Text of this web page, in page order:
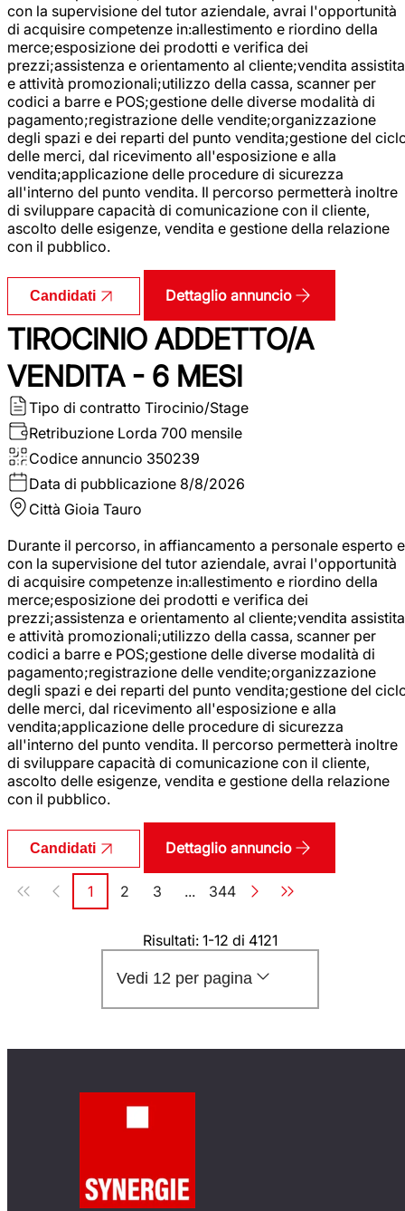
con la supervisione del tutor aziendale, avrai l'opportunità
di acquisire competenze in:allestimento e riordino della
merce;esposizione dei prodotti e verifica dei
prezzi;assistenza e orientamento al cliente;vendita assistita
e attività promozionali;utilizzo della cassa, scanner per
codici a barre e POS;gestione delle diverse modalità di
pagamento;registrazione delle vendite;organizzazione
degli spazi e dei reparti del punto vendita;gestione del
delle merci, dal ricevimento all'esposizione e alla
vendita;applicazione delle procedure di sicurezza
all'interno del punto vendita. Il percorso permetterà inoltre
di sviluppare capacità di comunicazione con il cliente,
ascolto delle esigenze, vendita e gestione della relazione
con il pubblico.
Candidati Dettaglio annuncio
TIROCINIO ADDETTO/A
VENDITA - 6 MESI
Tipo di contratto Tirocinio/Stage
Retribuzione Lorda 700 mensile
Codice annuncio 350239
Data di pubblicazione 8/8/2026
Città Gioia Tauro
Durante il percorso, in affiancamento a personale esperto e
con la supervisione del tutor aziendale, avrai l'opportunità
di acquisire competenze in:allestimento e riordino della
merce;esposizione dei prodotti e verifica dei
prezzi;assistenza e orientamento al cliente;vendita assistita
e attività promozionali;utilizzo della cassa, scanner per
codici a barre e POS;gestione delle diverse modalità di
pagamento;registrazione delle vendite;organizzazione
degli spazi e dei reparti del punto vendita;gestione del
delle merci, dal ricevimento all'esposizione e alla
vendita;applicazione delle procedure di sicurezza
all'interno del punto vendita. Il percorso permetterà inoltre
di sviluppare capacità di comunicazione con il cliente,
ascolto delle esigenze, vendita e gestione della relazione
con il pubblico.
Candidati Dettaglio annuncio
Paginazione
Pagina
1 Pagina
2 Pagina
3 ... Pagina
344
Risultati: 1-12 di 4121
Vedi 12 per pagina